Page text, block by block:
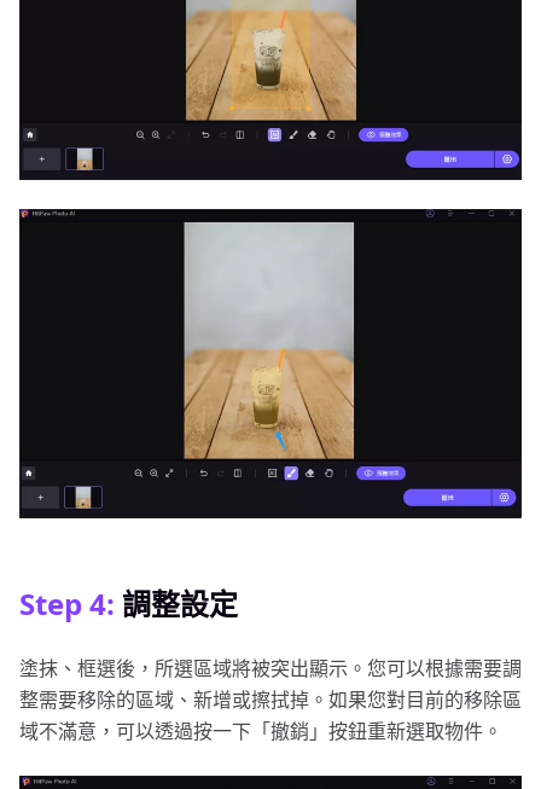
Step 4: 調整設定
塗抹、框選後，所選區域將被突出顯示。您可以根據需要調
整需要移除的區域、新增或擦拭掉。如果您對目前的移除區
域不滿意，可以透過按一下「撤銷」按鈕重新選取物件。